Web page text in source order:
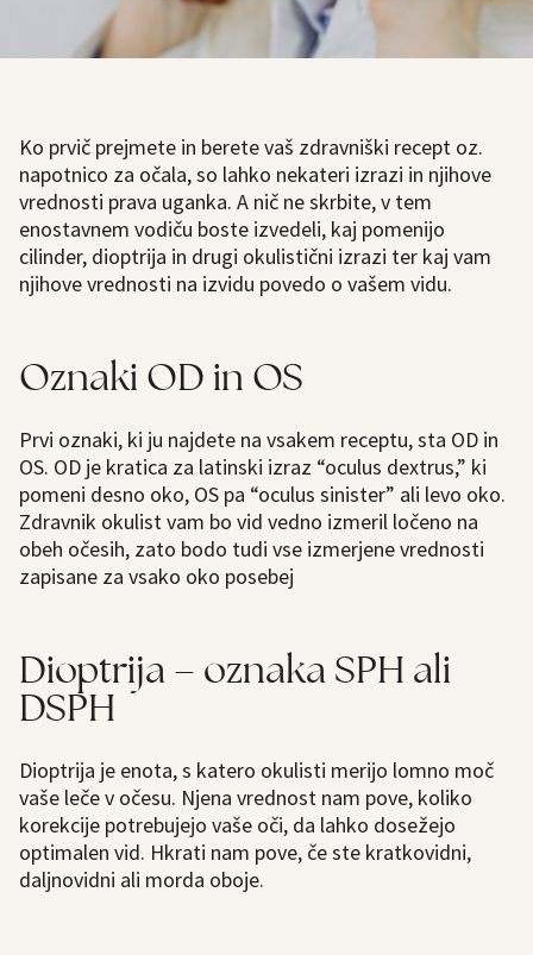
Ko prvič prejmete in berete vaš zdravniški recept oz.
napotnico za očala, so lahko nekateri izrazi in njihove
vrednosti prava uganka. A nič ne skrbite, v tem
enostavnem vodiču boste izvedeli, kaj pomenijo
cilinder, dioptrija in drugi okulistični izrazi ter kaj vam
njihove vrednosti na izvidu povedo o vašem vidu.
Oznaki OD in OS
Prvi oznaki, ki ju najdete na vsakem receptu, sta OD in
OS. OD je kratica za latinski izraz “oculus dextrus,” ki
pomeni desno oko, OS pa “oculus sinister” ali levo oko.
Zdravnik okulist vam bo vid vedno izmeril ločeno na
obeh očesih, zato bodo tudi vse izmerjene vrednosti
zapisane za vsako oko posebej
Dioptrija – oznaka SPH ali
DSPH
Dioptrija je enota, s katero okulisti merijo lomno moč
vaše leče v očesu. Njena vrednost nam pove, koliko
korekcije potrebujejo vaše oči, da lahko dosežejo
optimalen vid. Hkrati nam pove, če ste kratkovidni,
daljnovidni ali morda oboje.